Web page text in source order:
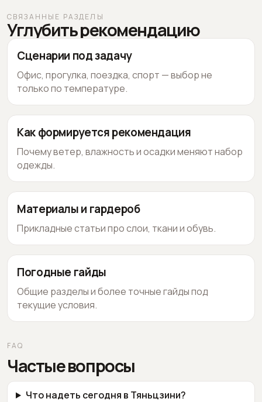
СВЯЗАННЫЕ РАЗДЕЛЫ
Углубить рекомендацию
Сценарии под задачу
Офис, прогулка, поездка, спорт — выбор не
только по температуре.
Как формируется рекомендация
Почему ветер, влажность и осадки меняют набор
одежды.
Материалы и гардероб
Прикладные статьи про слои, ткани и обувь.
Погодные гайды
Общие разделы и более точные гайды под
текущие условия.
FAQ
Частые вопросы
Что надеть сегодня в Тяньцзини?